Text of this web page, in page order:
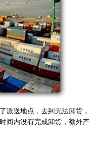
派送地点，去到无法卸货，
间内没有完成卸货，额外产